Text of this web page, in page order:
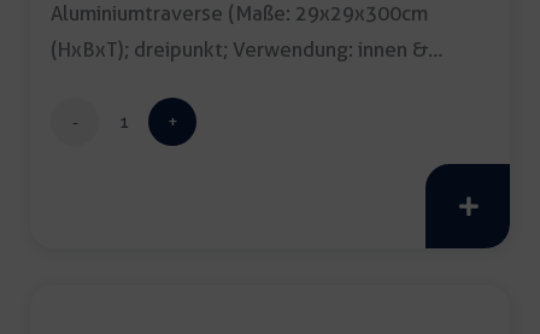
Aluminiumtraverse (Maße: 29x29x300cm
(HxBxT); dreipunkt; Verwendung: innen &
Aluminiumtraverse